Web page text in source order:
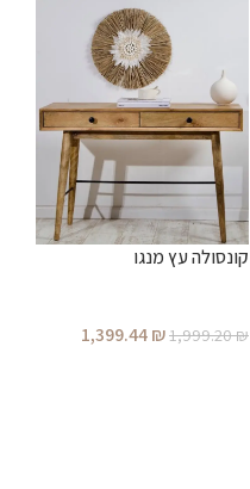
קונסולה עץ מנגו
1,999.20₪
1,399.44₪